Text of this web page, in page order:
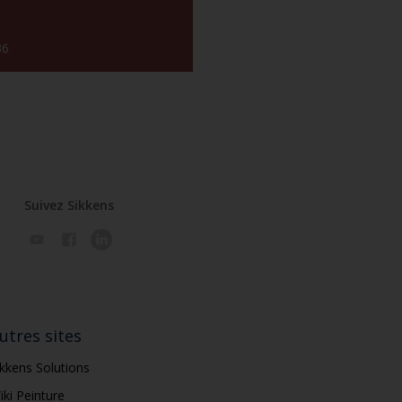
Suivez Sikkens
sites
Solutions
Peinture